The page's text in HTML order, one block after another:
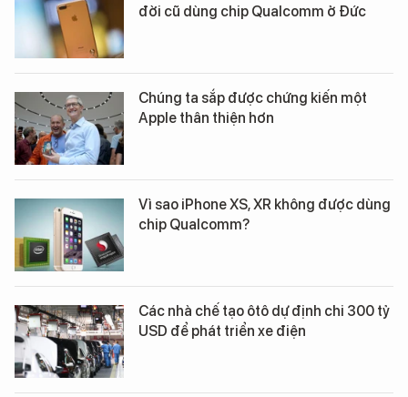
đời cũ dùng chip Qualcomm ở Đức
Chúng ta sắp được chứng kiến một
Apple thân thiện hơn
Vì sao iPhone XS, XR không được dùng
chip Qualcomm?
Các nhà chế tạo ôtô dự định chi 300 tỷ
USD để phát triển xe điện